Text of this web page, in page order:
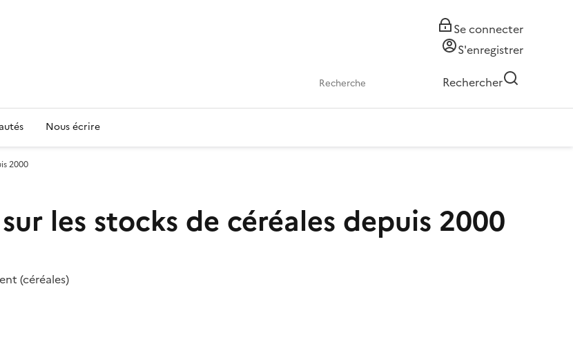
Se connecter
S'enregistrer
Rechercher
Nous écrire
2000
les stocks de céréales depuis 2000
(céréales)